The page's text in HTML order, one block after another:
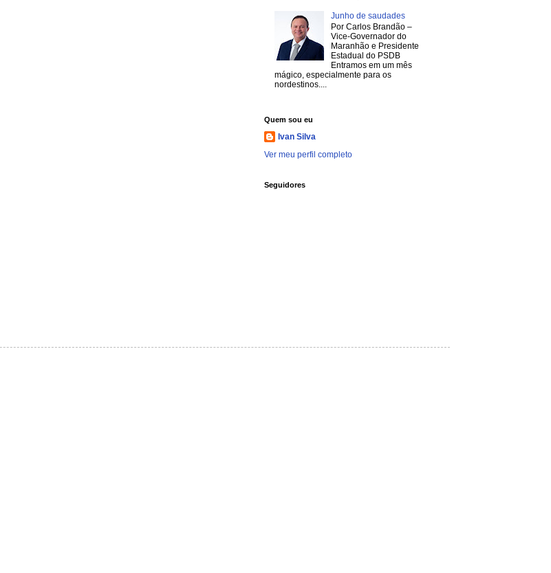
Junho de saudades
Por Carlos Brandão –
Vice-Governador do
Maranhão e Presidente
Estadual do PSDB
Entramos em um mês
mágico, especialmente para os
nordestinos....
Quem sou eu
Ivan Silva
Ver meu perfil completo
Seguidores